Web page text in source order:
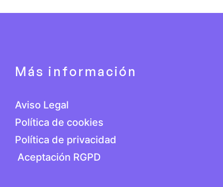
Más información
Aviso Legal
Política de cookies
Política de privacidad
Aceptación RGPD